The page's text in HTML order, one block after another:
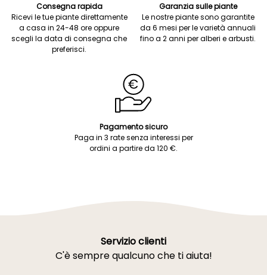
Consegna rapida
Ricevi le tue piante direttamente
a casa in 24-48 ore oppure
scegli la data di consegna che
preferisci.
Garanzia sulle piante
Le nostre piante sono garantite
da 6 mesi per le varietà annuali
fino a 2 anni per alberi e arbusti.
Pagamento sicuro
Paga in 3 rate senza interessi per
ordini a partire da 120 €.
Servizio clienti
C'è sempre qualcuno che ti aiuta!